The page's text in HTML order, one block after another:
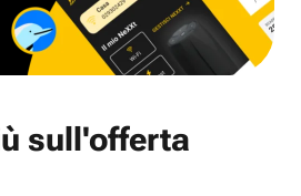
sull'offerta